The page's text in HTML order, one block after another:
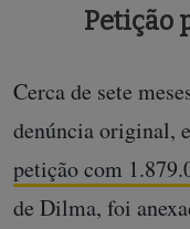
Petição
Cerca de sete
denúncia original,
petição com
de Dilma, foi